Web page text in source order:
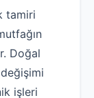
tamiri
Doğal
işleri